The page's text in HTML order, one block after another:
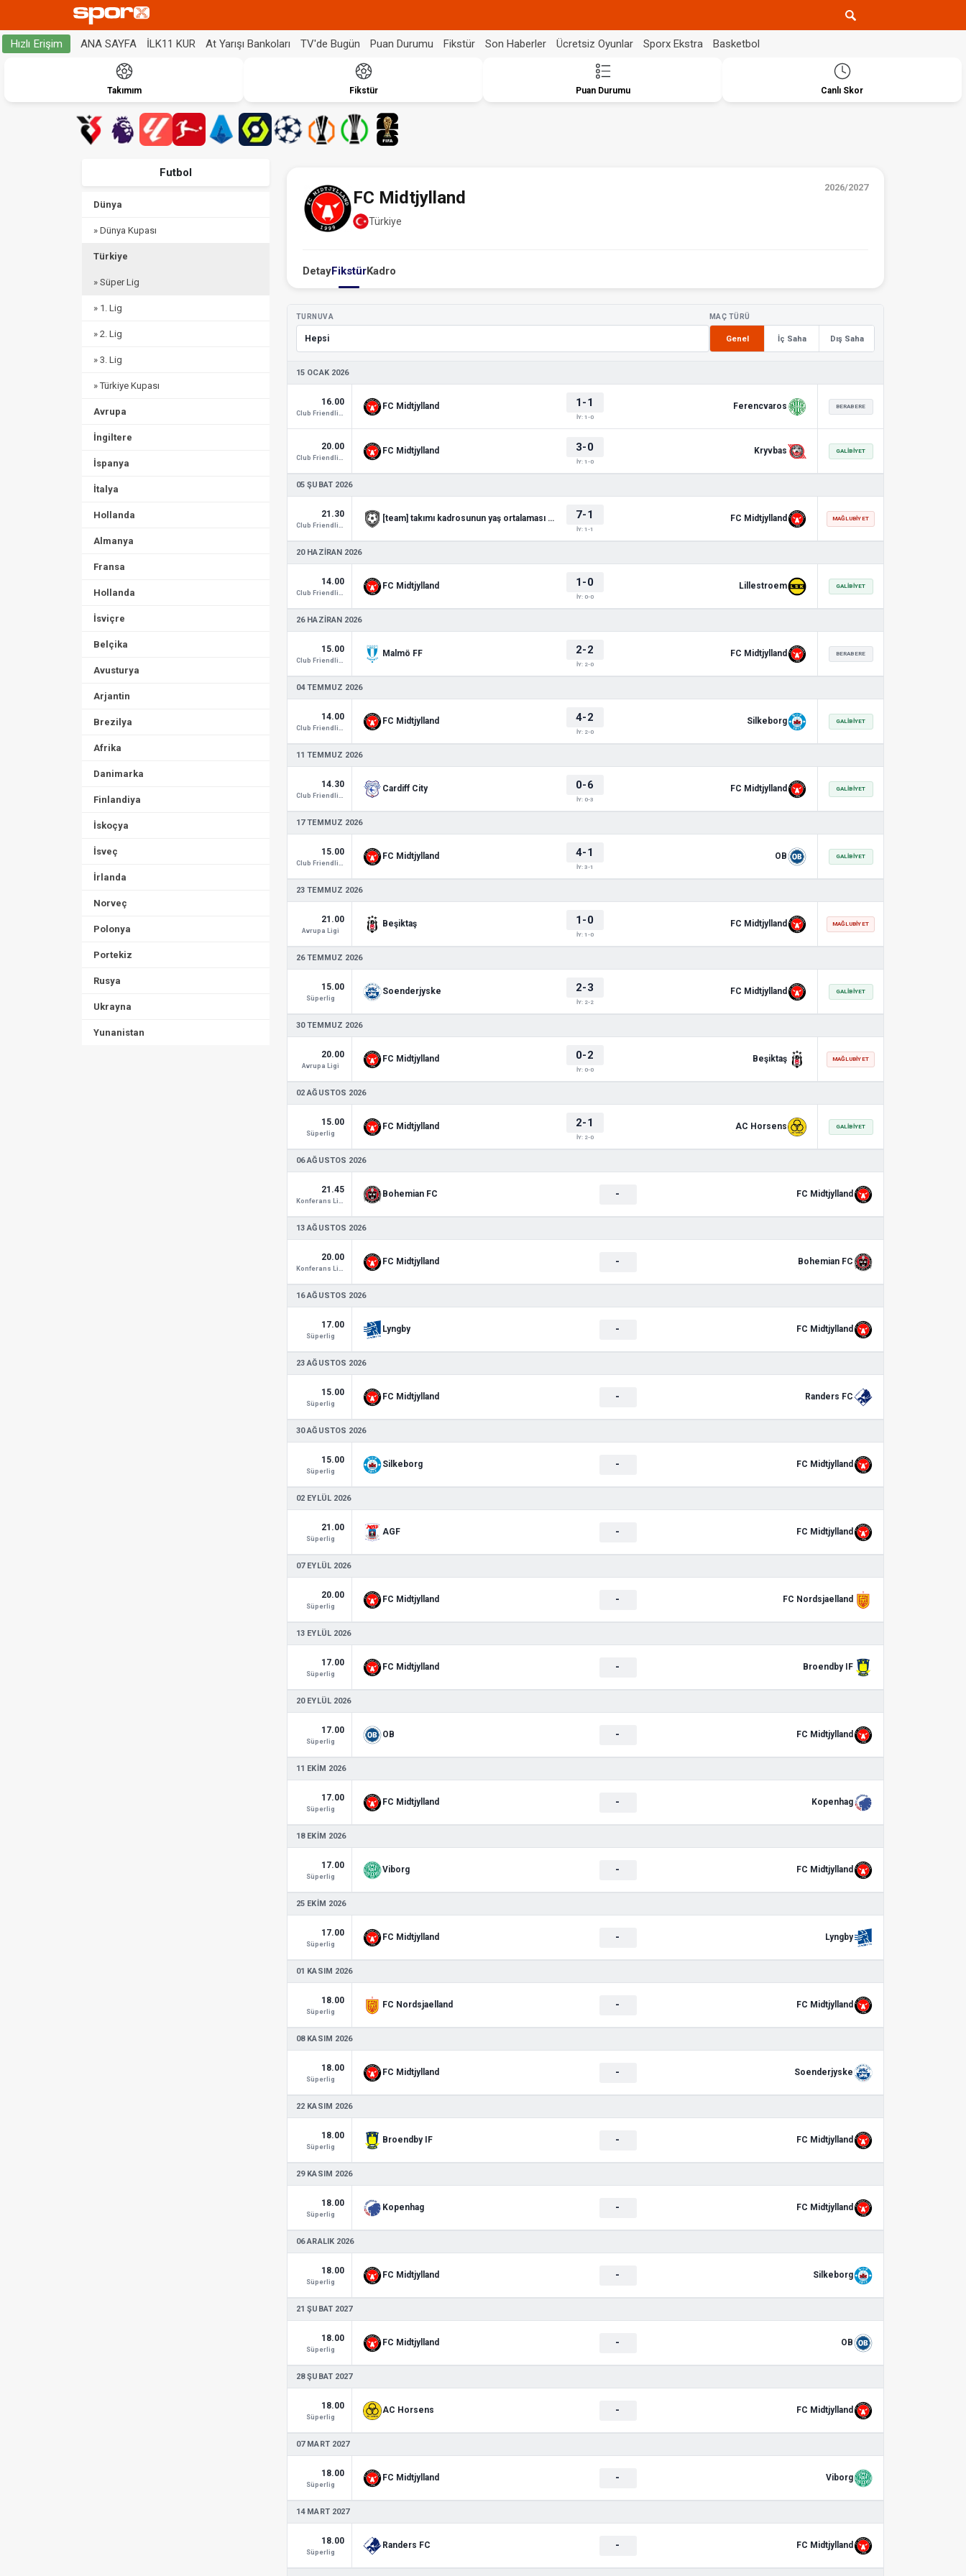
Hızlı Erişim ANA SAYFA İLK11 KUR At Yarışı Bankoları TV'de Bugün Puan Durumu Fikstür Son Haberler Ücretsiz Oyunlar Sporx Ekstra Basketbol
Takımım Fikstür Puan Durumu Canlı Skor
Futbol
Dünya
» Dünya Kupası
Türkiye
» Süper Lig
» 1. Lig
» 2. Lig
» 3. Lig
» Türkiye Kupası
Avrupa
İngiltere
İspanya
İtalya
Hollanda
Almanya
Fransa
Hollanda
İsviçre
Belçika
Avusturya
Arjantin
Brezilya
Afrika
Danimarka
Finlandiya
İskoçya
İsveç
İrlanda
Norveç
Polonya
Portekiz
Rusya
Ukrayna
Yunanistan
2026/2027
FC Midtjylland
Türkiye
DetayFikstürKadro
TURNUVA MAÇ TÜRÜ
Genel İç Saha Dış Saha
15 OCAK 2026
16.00 FC Midtjylland 1-1
İY: 1-0
Ferencvaros BERABERE
20.00 FC Midtjylland 3-0
İY: 1-0
Kryvbas GALIBIYET
05 ŞUBAT 2026
21.30 [team] takımı kadrosunun yaş ortalaması ...! 7-1
İY: 1-1
FC Midtjylland MAĞLUBIYET
20 HAZIRAN 2026
14.00 FC Midtjylland 1-0
İY: 0-0
Lillestroem GALIBIYET
26 HAZIRAN 2026
15.00 Malmö FF 2-2
İY: 2-0
FC Midtjylland BERABERE
04 TEMMUZ 2026
14.00 FC Midtjylland 4-2
İY: 2-0
Silkeborg GALIBIYET
11 TEMMUZ 2026
14.30 Cardiff City 0-6
İY: 0-3
FC Midtjylland GALIBIYET
17 TEMMUZ 2026
15.00 FC Midtjylland 4-1
İY: 3-1
OB GALIBIYET
23 TEMMUZ 2026
21.00
Avrupa Ligi
Beşiktaş 1-0
İY: 1-0
FC Midtjylland MAĞLUBIYET
26 TEMMUZ 2026
15.00
Süperlig
Soenderjyske 2-3
İY: 2-2
FC Midtjylland GALIBIYET
30 TEMMUZ 2026
20.00
Avrupa Ligi
FC Midtjylland 0-2
İY: 0-0
Beşiktaş MAĞLUBIYET
02 AĞUSTOS 2026
15.00
Süperlig
FC Midtjylland 2-1
İY: 2-0
AC Horsens GALIBIYET
06 AĞUSTOS 2026
21.45 Bohemian FC - FC Midtjylland
13 AĞUSTOS 2026
20.00 FC Midtjylland - Bohemian FC
16 AĞUSTOS 2026
17.00
Süperlig
Lyngby - FC Midtjylland
23 AĞUSTOS 2026
15.00
Süperlig
FC Midtjylland - Randers FC
30 AĞUSTOS 2026
15.00
Süperlig
Silkeborg - FC Midtjylland
02 EYLÜL 2026
21.00
Süperlig
AGF - FC Midtjylland
07 EYLÜL 2026
20.00
Süperlig
FC Midtjylland - FC Nordsjaelland
13 EYLÜL 2026
17.00
Süperlig
FC Midtjylland - Broendby IF
20 EYLÜL 2026
17.00
Süperlig
OB - FC Midtjylland
11 EKIM 2026
17.00
Süperlig
FC Midtjylland - Kopenhag
18 EKIM 2026
17.00
Süperlig
Viborg - FC Midtjylland
25 EKIM 2026
17.00
Süperlig
FC Midtjylland - Lyngby
01 KASIM 2026
18.00
Süperlig
FC Nordsjaelland - FC Midtjylland
08 KASIM 2026
18.00
Süperlig
FC Midtjylland - Soenderjyske
22 KASIM 2026
18.00
Süperlig
Broendby IF - FC Midtjylland
29 KASIM 2026
18.00
Süperlig
Kopenhag - FC Midtjylland
06 ARALIK 2026
18.00
Süperlig
FC Midtjylland - Silkeborg
21 ŞUBAT 2027
18.00
Süperlig
FC Midtjylland - OB
28 ŞUBAT 2027
18.00
Süperlig
AC Horsens - FC Midtjylland
07 MART 2027
18.00
Süperlig
FC Midtjylland - Viborg
14 MART 2027
18.00
Süperlig
Randers FC - FC Midtjylland